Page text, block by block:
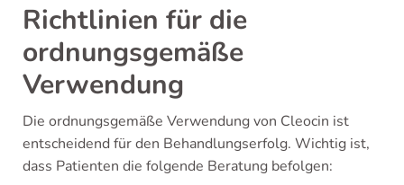
Richtlinien für die
ordnungsgemäße
Verwendung
Die ordnungsgemäße Verwendung von Cleocin ist
entscheidend für den Behandlungserfolg. Wichtig ist,
dass Patienten die folgende Beratung befolgen: